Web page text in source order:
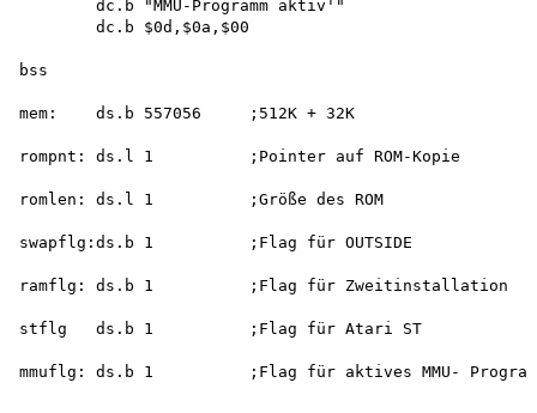
        dc.b "MMU-Programm aktiv'"
        dc.b $0d,$0a,$00
bss
mem:    ds.b 557056     ;512K + 32K
rompnt: ds.l 1          ;Pointer auf ROM-Kopie
romlen: ds.l 1          ;Größe des ROM
swapflg:ds.b 1          ;Flag für OUTSIDE
ramflg: ds.b 1          ;Flag für Zweitinstallation
stflg   ds.b 1          ;Flag für Atari ST